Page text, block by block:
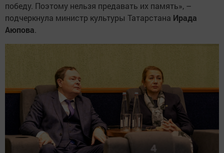
победу. Поэтому нельзя предавать их память», –
подчеркнула министр культуры Татарстана Ирада
Аюпова.